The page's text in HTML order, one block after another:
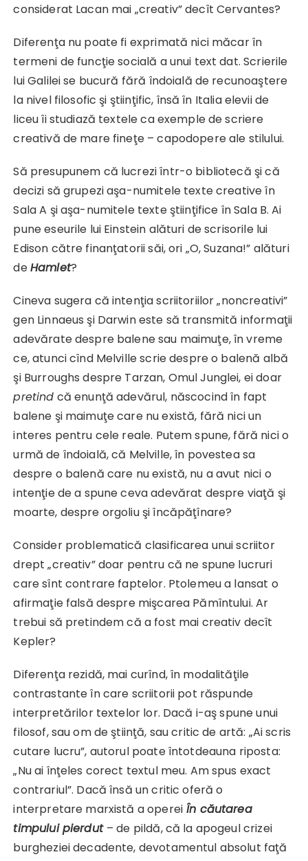
considerat Lacan mai „creativ” decît Cervantes?
Diferenţa nu poate fi exprimată nici măcar în
termeni de funcţie socială a unui text dat. Scrierile
lui Galilei se bucură fără îndoială de recunoaştere
la nivel filosofic şi ştiinţific, însă în Italia elevii de
liceu îi studiază textele ca exemple de scriere
creativă de mare fineţe – capodopere ale stilului.
Să presupunem că lucrezi într-o bibliotecă şi că
decizi să grupezi aşa-numitele texte creative în
Sala A şi aşa-numitele texte ştiinţifice în Sala B. Ai
pune eseurile lui Einstein alături de scrisorile lui
Edison către finanţatorii săi, ori „O, Suzana!” alături
deHamlet?
Cineva sugera că intenţia scriitoriilor „noncreativi”
gen Linnaeus şi Darwin este să transmită informaţii
adevărate despre balene sau maimuţe, în vreme
ce, atunci cînd Melville scrie despre o balenă albă
şi Burroughs despre Tarzan, Omul Junglei, ei doar
pretind că enunţă adevărul, născocind în fapt
balene şi maimuţe care nu există, fără nici un
interes pentru cele reale. Putem spune, fără nici o
urmă de îndoială, că Melville, în povestea sa
despre o balenă care nu există, nu a avut nici o
intenţie de a spune ceva adevărat despre viaţă şi
moarte, despre orgoliu şi încăpăţînare?
Consider problematică clasificarea unui scriitor
drept „creativ” doar pentru că ne spune lucruri
care sînt contrare faptelor. Ptolemeu a lansat o
afirmaţie falsă despre mişcarea Pămîntului. Ar
trebui să pretindem că a fost mai creativ decît
Kepler?
Diferenţa rezidă, mai curînd, în modalităţile
contrastante în care scriitorii pot răspunde
interpretărilor textelor lor. Dacă i-aş spune unui
filosof, sau om de ştiinţă, sau critic de artă: „Ai scris
cutare lucru”, autorul poate întotdeauna riposta:
„Nu ai înţeles corect textul meu. Am spus exact
contrariul”. Dacă însă un critic oferă o
interpretare marxistă a operei În căutarea
timpului pierdut – de pildă, că la apogeul crizei
burgheziei decadente, devotamentul absolut faţă